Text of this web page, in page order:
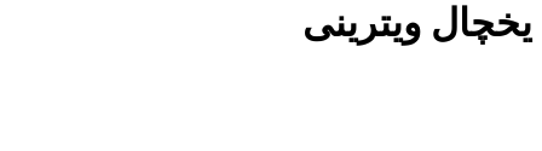
ویترینی